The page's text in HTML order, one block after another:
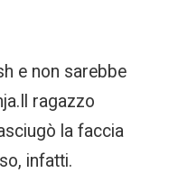
e non sarebbe
ragazzo
la faccia
infatti.